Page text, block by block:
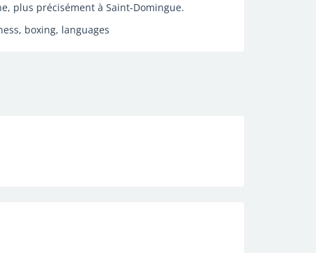
plus précisément à Saint-Domingue.
boxing, languages